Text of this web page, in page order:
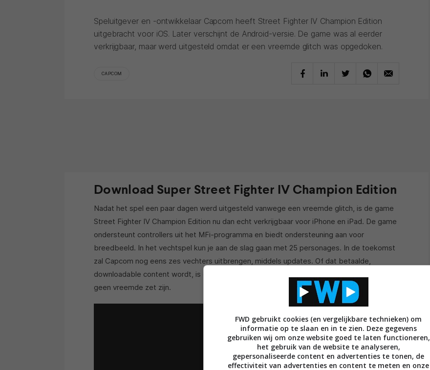
Speluitgever en -ontwikkelaar Capcom heeft Street Fighter IV Champion Edition
uitgebracht voor iOS. Later verschijnt de Android-versie. De game was al eerder
verkrijgbaar, maar werd uitgesteld omdat er een vreemde glitch was opgedoken.
CAPCOM
Download Super Street Fighter IV Champion Edition
Nadat het spel een paar dagen werd uitgesteld vanwege een vreemde glitch, is de game
Street Fighter IV Champion Edition nu dan echt verkrijgbaar voor iPhone en iPad. De game
ondersteunt controllers uit het MFi-programma en biedt ondersteuning aan voor
breedbeeld. In het vechtspel kun je aan de slag gaan met 25 personages. In de toekomst
zal Capcom nog eens zes vechters uitbrengen, middels updates. Of dat betaalde,
downloadable content wordt, is op dit moment niet bekend. Maar het zou in elk geval
geen vreemde zet zijn.
FWD gebruikt cookies (en vergelijkbare technieken) om
informatie op te slaan en in te zien. Deze gegevens
gebruiken wij om onze website goed te laten functioneren,
het gebruik van de website te analyseren,
gepersonaliseerde content en advertenties te tonen, de
effectiviteit van advertenties en content te meten en onze